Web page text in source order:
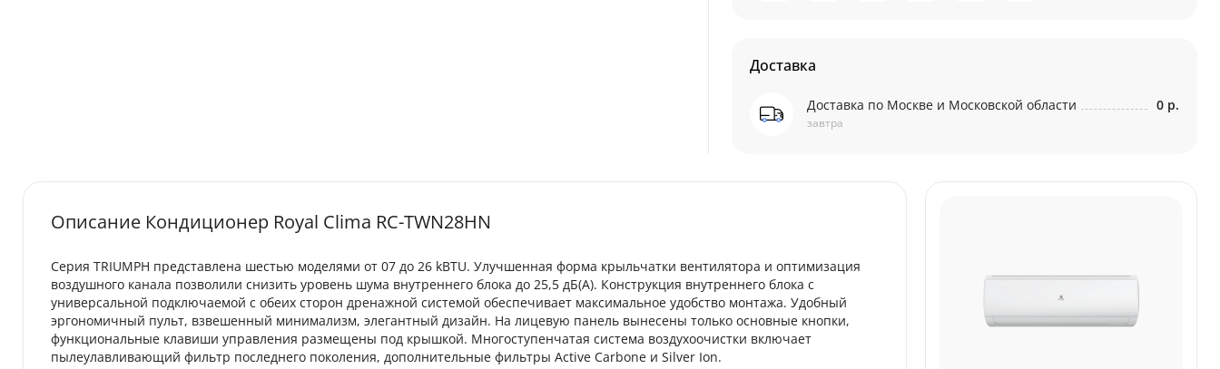
Доставка
Доставка по Москве и Московской области
завтра
0 р.
Описание Кондиционер Royal Clima RC-TWN28HN
Серия TRIUMPH представлена шестью моделями от 07 до 26 kBTU. Улучшенная форма крыльчатки вентилятора и оптимизация
воздушного канала позволили снизить уровень шума внутреннего блока до 25,5 дБ(А). Конструкция внутреннего блока с
универсальной подключаемой с обеих сторон дренажной системой обеспечивает максимальное удобство монтажа. Удобный
эргономичный пульт, взвешенный минимализм, элегантный дизайн. На лицевую панель вынесены только основные кнопки,
функциональные клавиши управления размещены под крышкой. Многоступенчатая система воздухоочистки включает
пылеулавливающий фильтр последнего поколения, дополнительные фильтры Active Carbone и Silver Ion.